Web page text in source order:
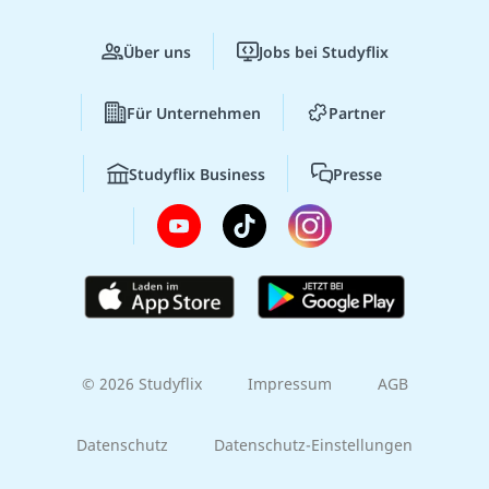
Über uns Jobs bei Studyflix
Für Unternehmen Partner
Studyflix Business Presse
© 2026 Studyflix Impressum AGB
Datenschutz Datenschutz-Einstellungen